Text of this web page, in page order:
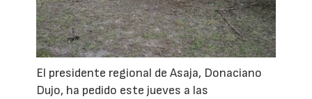
El presidente regional de Asaja, Donaciano
Dujo, ha pedido este jueves a las